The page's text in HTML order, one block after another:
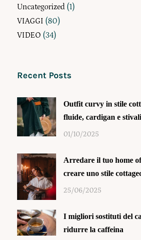
Uncategorized (1)
VIAGGI (80)
VIDEO (34)
Recent Posts
Outfit curvy in stile
fluide, cardigan e
01/10/2025
Arredare il tuo home
creare uno stile
25/06/2025
I migliori sostituti del
ridurre la caffeina